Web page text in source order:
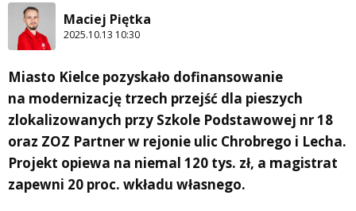
Maciej Piętka
2025.10.13 10:30
Miasto Kielce pozyskało dofinansowanie
na modernizację trzech przejść dla pieszych
zlokalizowanych przy Szkole Podstawowej nr 18
oraz ZOZ Partner w rejonie ulic Chrobrego i Lecha.
Projekt opiewa na niemal 120 tys. zł, a magistrat
zapewni 20 proc. wkładu własnego.